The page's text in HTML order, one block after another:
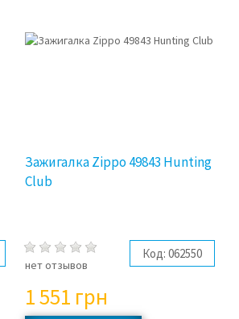
Зажигалка Zippo 49843 Hunting
Club
нет отзывов
Код: 062550
1 551 грн